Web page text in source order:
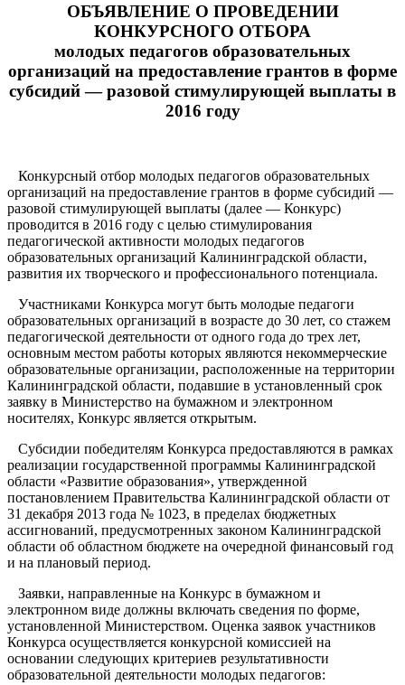
ОБЪЯВЛЕНИЕ О ПРОВЕДЕНИИ
КОНКУРСНОГО ОТБОРА
молодых педагогов образовательных
организаций на предоставление грантов в форме
субсидий — разовой стимулирующей выплаты в
2016 году
Конкурсный отбор молодых педагогов образовательных
организаций на предоставление грантов в форме субсидий —
разовой стимулирующей выплаты (далее — Конкурс)
проводится в 2016 году с целью стимулирования
педагогической активности молодых педагогов
образовательных организаций Калининградской области,
развития их творческого и профессионального потенциала.
Участниками Конкурса могут быть молодые педагоги
образовательных организаций в возрасте до 30 лет, со стажем
педагогической деятельности от одного года до трех лет,
основным местом работы которых являются некоммерческие
образовательные организации, расположенные на территории
Калининградской области, подавшие в установленный срок
заявку в Министерство на бумажном и электронном
носителях, Конкурс является открытым.
Субсидии победителям Конкурса предоставляются в рамках
реализации государственной программы Калининградской
области «Развитие образования», утвержденной
постановлением Правительства Калининградской области от
31 декабря 2013 года № 1023, в пределах бюджетных
ассигнований, предусмотренных законом Калининградской
области об областном бюджете на очередной финансовый год
и на плановый период.
Заявки, направленные на Конкурс в бумажном и
электронном виде должны включать сведения по форме,
установленной Министерством. Оценка заявок участников
Конкурса осуществляется конкурсной комиссией на
основании следующих критериев результативности
образовательной деятельности молодых педагогов: